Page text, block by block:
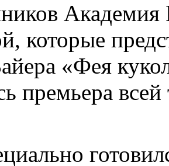
которые
«Фея
премьера